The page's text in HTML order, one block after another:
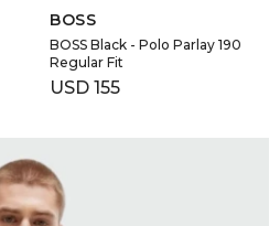
BOSS
BOSS Black - Polo Parlay 190
Regular Fit
USD 155